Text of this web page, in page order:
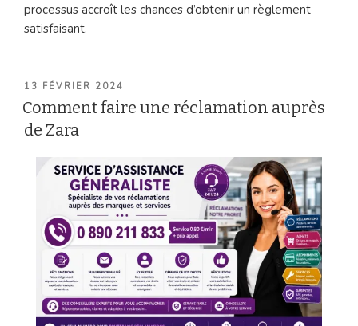
processus accroît les chances d’obtenir un règlement
satisfaisant.
PUBLIÉ
LE
13 FÉVRIER 2024
Comment faire une réclamation auprès
de Zara